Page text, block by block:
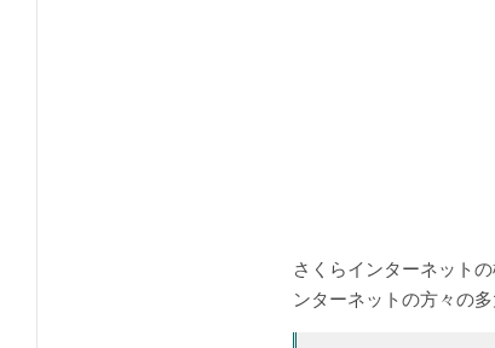
さくらインターネット
ンターネットの方々の